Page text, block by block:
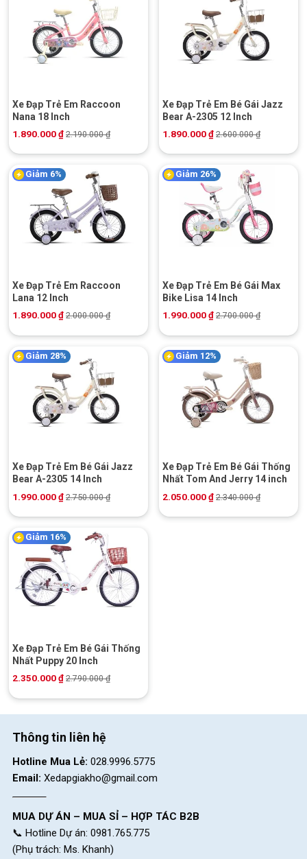
Xe Đạp Trẻ Em Raccoon
Nana 18 Inch
1.890.000₫ 2.190.000₫
Xe Đạp Trẻ Em Bé Gái Jazz
Bear A-2305 12 Inch
1.890.000₫ 2.600.000₫
Giảm 6%
Xe Đạp Trẻ Em Raccoon
Lana 12 Inch
1.890.000₫ 2.000.000₫
Giảm 26%
Xe Đạp Trẻ Em Bé Gái Max
Bike Lisa 14 Inch
1.990.000₫ 2.700.000₫
Giảm 28%
Xe Đạp Trẻ Em Bé Gái Jazz
Bear A-2305 14 Inch
1.990.000₫ 2.750.000₫
Giảm 12%
Xe Đạp Trẻ Em Bé Gái Thống
Nhất Tom And Jerry 14 inch
2.050.000₫ 2.340.000₫
Giảm 16%
Xe Đạp Trẻ Em Bé Gái Thống
Nhất Puppy 20 Inch
2.350.000₫ 2.790.000₫
Thông tin liên hệ
Hotline Mua Lẻ: 028.9996.5775
Email: Xedapgiakho@gmail.com
MUA DỰ ÁN – MUA SỈ – HỢP TÁC B2B
📞 Hotline Dự án: 0981.765.775
(Phụ trách: Ms. Khanh)